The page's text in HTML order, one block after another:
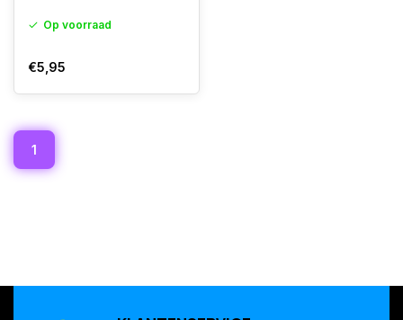
Op voorraad
€5,95
1